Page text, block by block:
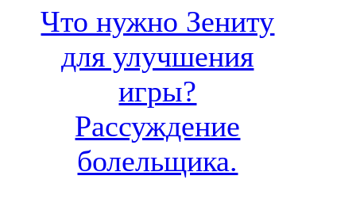
Что нужно Зениту
для улучшения
игры?
Рассуждение
болельщика.